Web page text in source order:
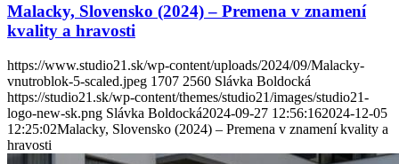
Malacky, Slovensko (2024) – Premena v znamení
kvality a hravosti
https://www.studio21.sk/wp-content/uploads/2024/09/Malacky-
vnutroblok-5-scaled.jpeg 1707 2560 Slávka Boldocká
https://studio21.sk/wp-content/themes/studio21/images/studio21-
logo-new-sk.png Slávka Boldocká2024-09-27 12:56:162024-12-05
12:25:02Malacky, Slovensko (2024) – Premena v znamení kvality a
hravosti